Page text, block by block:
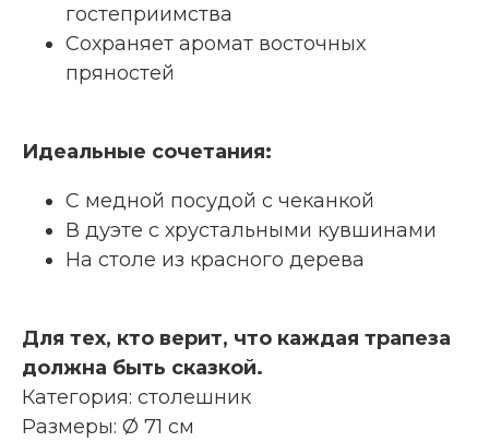
гостеприимства
Сохраняет аромат восточных
пряностей
Идеальные сочетания:
С медной посудой с чеканкой
В дуэте с хрустальными кувшинами
На столе из красного дерева
Для тех, кто верит, что каждая трапеза
должна быть сказкой.
Категория: столешник
Размеры: Ø 71 см